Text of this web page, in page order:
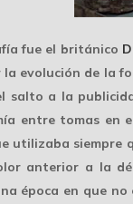
fue el británico
la evolución de la
salto a la
entre tomas en
utilizaba siempre
anterior a la
época en que